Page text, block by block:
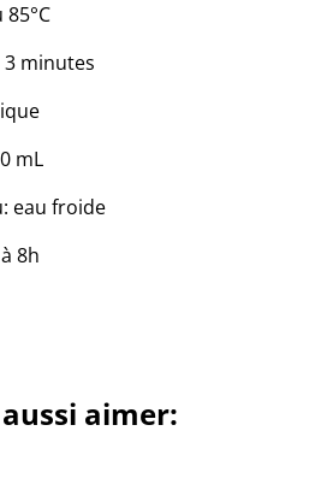
minutes
mL
eau froide
8h
aimer: